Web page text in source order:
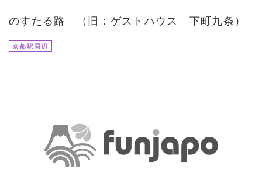
のすたる路 （旧：ゲストハウス 下町九条）
京都駅周辺